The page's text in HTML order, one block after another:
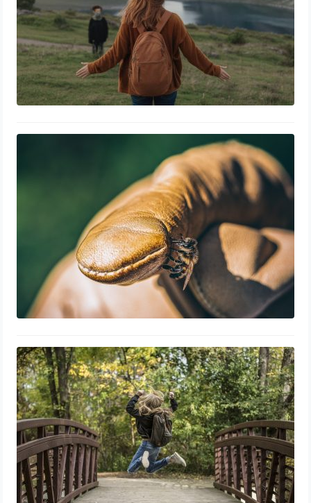
La biodiversité, un enjeu majeur pour
la survie de notre planète et de
l’humanité
Sensibilisation à l’environnement le
rôle des écoles et des médias